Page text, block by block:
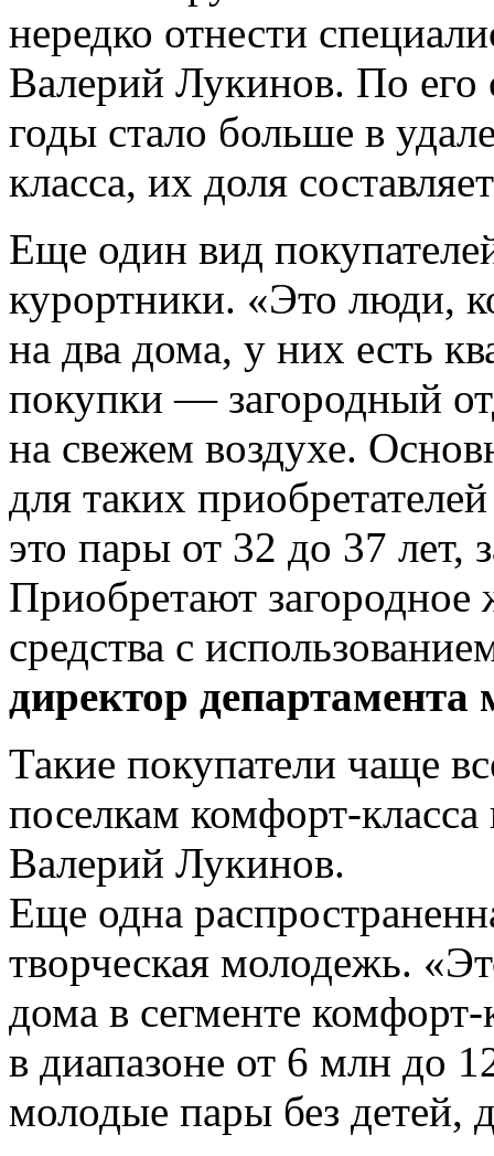
нередко отнести
Валерий Лукинов. По его
годы стало больше в
класса, их доля
Еще один вид
курортники. «Это люди,
на два дома, у них есть
покупки — загородный
на свежем воздухе.
для таких
это пары от 32 до 37 лет,
Приобретают загородное
средства с
директор
Такие покупатели чаще
поселкам комфорт-
Валерий Лукинов.
Еще одна
творческая молодежь.
дома в сегменте комфорт-
в диапазоне от 6 млн до
молодые пары без детей,